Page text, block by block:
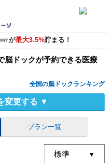
が最大3.5%貯まる！
脳ドックが予約できる医療
全国の脳ドックランキング
変更する ▼
プラン一覧